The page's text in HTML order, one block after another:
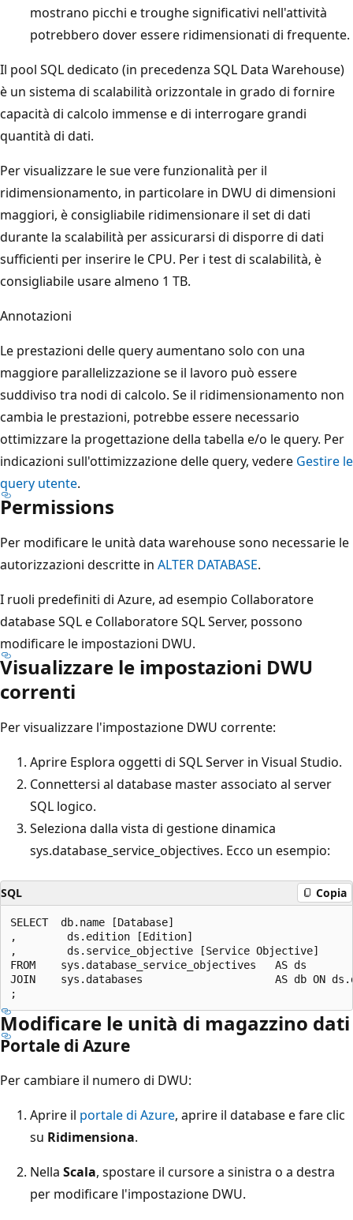
mostrano picchi e troughe significativi nell'attività
potrebbero dover essere ridimensionati di frequente.
Il pool SQL dedicato (in precedenza SQL Data Warehouse)
è un sistema di scalabilità orizzontale in grado di fornire
capacità di calcolo immense e di interrogare grandi
quantità di dati.
Per visualizzare le sue vere funzionalità per il
ridimensionamento, in particolare in DWU di dimensioni
maggiori, è consigliabile ridimensionare il set di dati
durante la scalabilità per assicurarsi di disporre di dati
sufficienti per inserire le CPU. Per i test di scalabilità, è
consigliabile usare almeno 1 TB.
Annotazioni
Le prestazioni delle query aumentano solo con una
maggiore parallelizzazione se il lavoro può essere
suddiviso tra nodi di calcolo. Se il ridimensionamento non
cambia le prestazioni, potrebbe essere necessario
ottimizzare la progettazione della tabella e/o le query. Per
indicazioni sull'ottimizzazione delle query, vedere Gestire le
query utente.
Permissions
Per modificare le unità data warehouse sono necessarie le
autorizzazioni descritte in ALTER DATABASE.
I ruoli predefiniti di Azure, ad esempio Collaboratore
database SQL e Collaboratore SQL Server, possono
modificare le impostazioni DWU.
Visualizzare le impostazioni DWU
correnti
Per visualizzare l'impostazione DWU corrente:
Aprire Esplora oggetti di SQL Server in Visual Studio.
Connettersi al database master associato al server
SQL logico.
Seleziona dalla vista di gestione dinamica
sys.database_service_objectives. Ecco un esempio:
SQL Copia
SELECT  db.name [Database]
,        ds.edition [Edition]
,        ds.service_objective [Service Objective]
FROM    sys.database_service_objectives   AS ds
JOIN    sys.databases                     AS db ON
Modificare le unità di magazzino dati
Portale di Azure
Per cambiare il numero di DWU:
Aprire il portale di Azure, aprire il database e fare clic
su Ridimensiona.
Nella Scala, spostare il cursore a sinistra o a destra
per modificare l'impostazione DWU.